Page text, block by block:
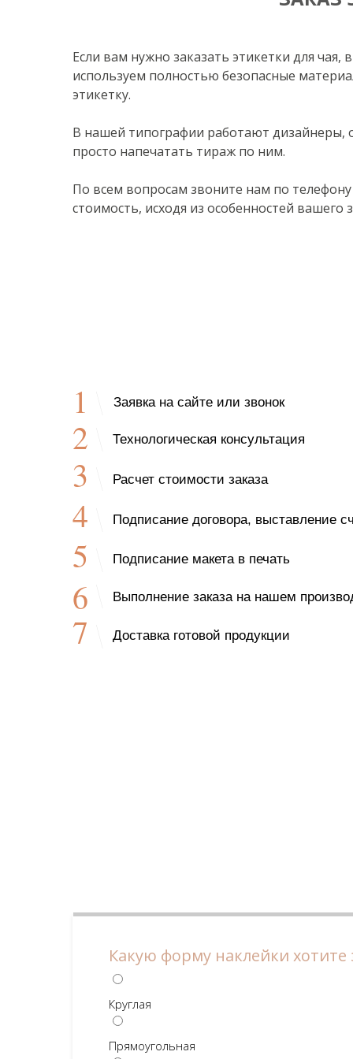
Если вам нужно заказать этикетки для
используем полностью безопасные
этикетку.
В нашей типографии работают дизайнеры,
просто напечатать тираж по ним.
По всем вопросам звоните нам по
стоимость, исходя из особенностей вашего
Заявка на сайте или звонок
Технологическая консультация
Расчет стоимости заказа
Подписание договора, выставление
Подписание макета в печать
Выполнение заказа на нашем
Доставка готовой продукции
1
2
3
4
5
6
7
Какую форму наклейки хотите
Круглая
Прямоугольная